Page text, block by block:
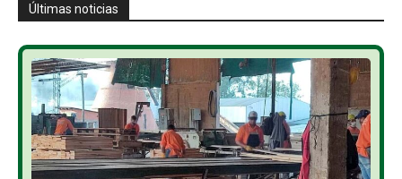
Últimas noticias